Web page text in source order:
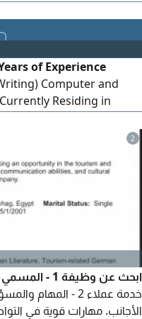
on social media
of Experience
Computer and
Residing in
2
ابحث عن
خدمة عملاء 2 -
الأجانب. مهارات قوية في